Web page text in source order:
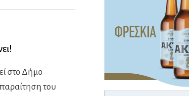
στο Δήμο
του